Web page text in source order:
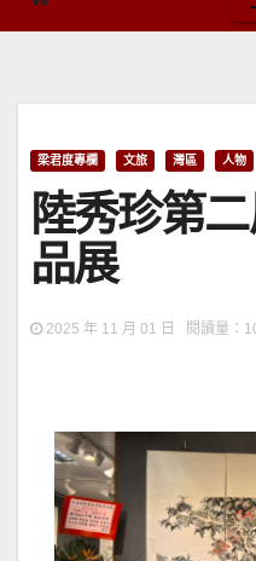
梁君度專欄 文旅 灣區 人物
陸秀珍第
品展
2025 年 11 月 01 日 閱讀量：